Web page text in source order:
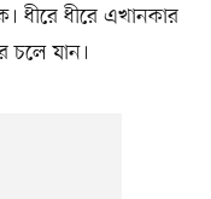
ধীরে ধীরে এখানকার
চলে যান।